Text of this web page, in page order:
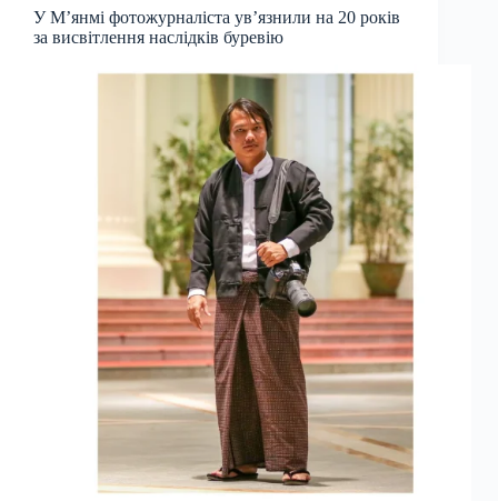
У М’янмі фотожурналіста ув’язнили на 20 років
за висвітлення наслідків буревію